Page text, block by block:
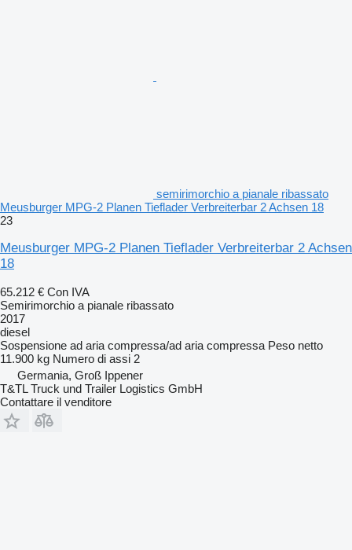
semirimorchio a pianale ribassato
Meusburger MPG-2 Planen Tieflader Verbreiterbar 2 Achsen 18
23
Meusburger MPG-2 Planen Tieflader Verbreiterbar 2 Achsen
18
65.212 € Con IVA
Semirimorchio a pianale ribassato
2017
diesel
Sospensione ad aria compressa/ad aria compressa Peso netto
11.900 kg Numero di assi 2
Germania, Groß Ippener
T&TL Truck und Trailer Logistics GmbH
Contattare il venditore